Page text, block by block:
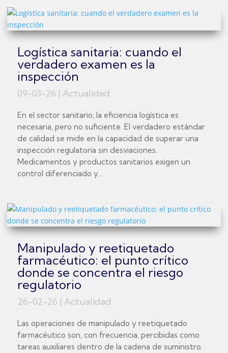
Logística sanitaria: cuando el
verdadero examen es la
inspección
09-03-26 | Actualidad
En el sector sanitario, la eficiencia logística es
necesaria, pero no suficiente. El verdadero estándar
de calidad se mide en la capacidad de superar una
inspección regulatoria sin desviaciones.
Medicamentos y productos sanitarios exigen un
control diferenciado y...
Manipulado y reetiquetado
farmacéutico: el punto crítico
donde se concentra el riesgo
regulatorio
26-02-26 | Actualidad
Las operaciones de manipulado y reetiquetado
farmacéutico son, con frecuencia, percibidas como
tareas auxiliares dentro de la cadena de suministro.